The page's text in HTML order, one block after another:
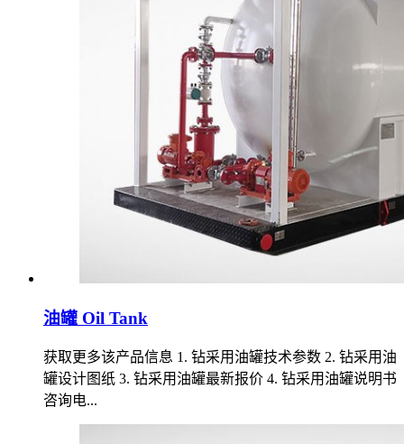
油罐 Oil Tank
获取更多该产品信息 1. 钻采用油罐技术参数 2. 钻采用油
罐设计图纸 3. 钻采用油罐最新报价 4. 钻采用油罐说明书
咨询电...